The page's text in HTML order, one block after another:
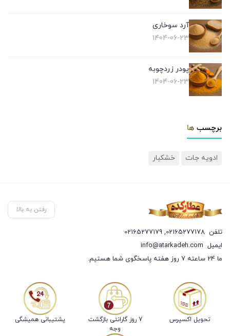
آرد سوخاری
1404-06-23
پودر زردچوبه
1404-06-23
برچسب ها
ادویه جات خشکبار
رفتن به بالا
تلفن 02165277178
,
02165277179
ایمیل info@atarkadeh.com
ما 24 ساعته 7 روز هفته پاسخگوی شما هستیم.
تحویل اکسپرس
7 روز گارانتی بازگشت
وجه
پشتیبانی همیشگی